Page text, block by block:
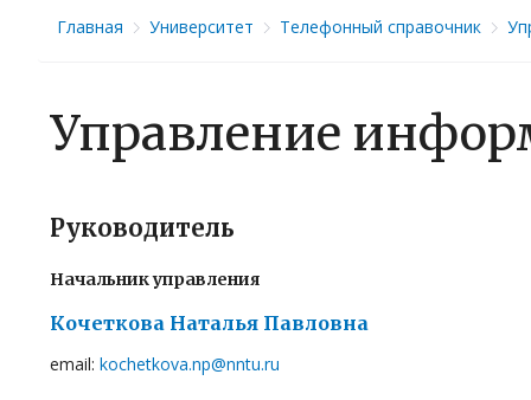
Главная Университет Телефонный справочник
Управление
Руководитель
Начальник управления
Кочеткова Наталья Павловна
email: kochetkova.np@nntu.ru